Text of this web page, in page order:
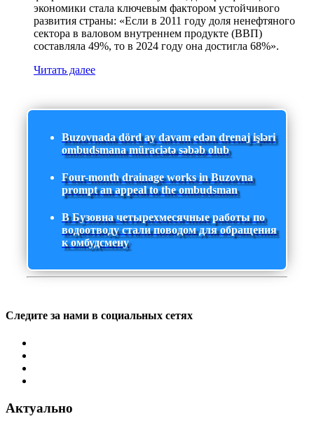
экономики стала ключевым фактором устойчивого
развития страны: «Если в 2011 году доля ненефтяного
сектора в валовом внутреннем продукте (ВВП)
составляла 49%, то в 2024 году она достигла 68%».
Читать далее
Buzovnada dörd ay davam edən drenaj işləri
ombudsmana müraciətə səbəb olub
Four-month drainage works in Buzovna
prompt an appeal to the ombudsman
В Бузовна четырехмесячные работы по
водоотводу стали поводом для обращения
к омбудсмену
Следите за нами в социальных сетях
Актуально